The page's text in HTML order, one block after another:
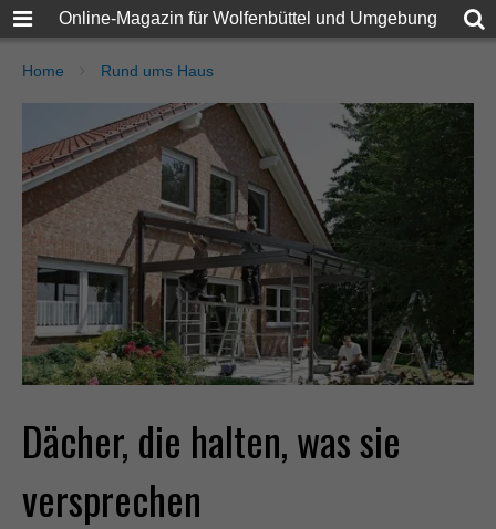
Online-Magazin für Wolfenbüttel und Umgebung
Home Rund ums Haus
Dächer, die halten, was sie
versprechen